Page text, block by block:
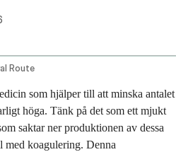
Route
som hjälper till att minska antalet
höga. Tänk på det som ett mjukt
saktar ner produktionen av dessa
med koagulering. Denna